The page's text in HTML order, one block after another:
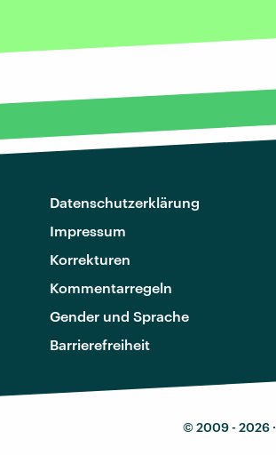
Datenschutzerklärung
Impressum
Korrekturen
Kommentarregeln
Gender und Sprache
Barrierefreiheit
© 2009 - 2026 ·